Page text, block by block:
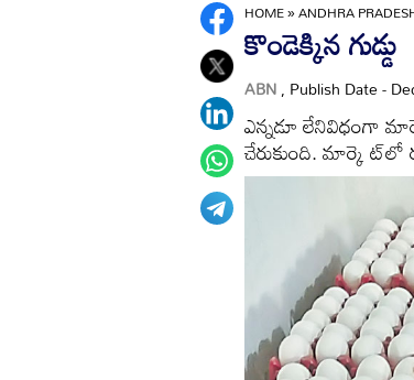
HOME»ANDHRA
కొండెక్కిన గుడ్డు
ABN, Publish Date -
ఎన్నడూ లేనివిధంగా
చేరుకుంది. మార్కె ట్‌లో